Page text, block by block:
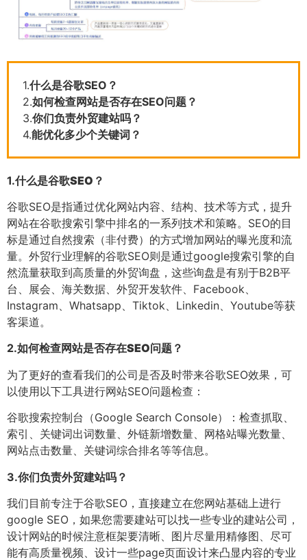
1.什么是谷歌SEO？
2.如何检查网站是否存在SEO问题？
3.你们负责外贸建站吗？
4.能优化多少个关键词？
1.什么是谷歌SEO？
谷歌SEO是指通过优化网站内容、结构、技术等方式，提升
网站在谷歌搜索引擎中排名的一系列技术和策略。SEO的目
标是通过自然搜索（非付费）的方式增加网站的曝光度和流
量。外贸行业理解的谷歌SEO则是通过google搜索引擎的自
然流量获取到高质量的外贸询盘，这些询盘是有别于B2B平
台、展会、海关数据、外贸开发软件、Facebook、
Instagram、Whatsapp、Tiktok、Linkedin、Youtube等获
客渠道。
2.如何检查网站是否存在SEO问题？
为了更好的查看我们的公司是否及时带来谷歌SEO效果，可
以使用以下工具进行网站SEO问题检查：
谷歌搜索控制台（Google Search Console）：检查抓取、
索引、关键词出词数量、外链新增数量、网格站曝光数量、
网站点击数量、关键词综合排名等等信息。
3.你们负责外贸建站吗？
我们目前专注于谷歌SEO，直接建立在您网站基础上进行
google SEO，如果您需要建站可以找一些专业的建站公司，
设计网站的时候注意框架要清晰、图片尽量用精修图、尽可
能有高质量视频、设计一些page页面设计来凸显内容的专业